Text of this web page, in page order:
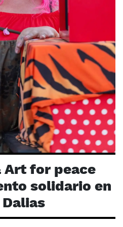
Art for peace
solidario en